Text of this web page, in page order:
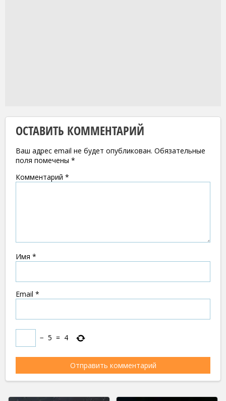
ОСТАВИТЬ КОММЕНТАРИЙ
Ваш адрес email не будет опубликован. Обязательные
поля помечены *
Комментарий *
Имя *
Email *
− 5 = 4